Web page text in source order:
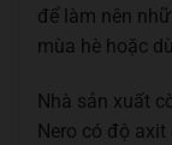
để làm nên
mùa hè hoặc
Nhà sản xuất
Nero có độ